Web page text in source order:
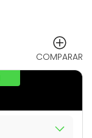
COMPARAR